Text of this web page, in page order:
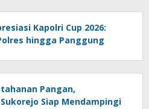
Kapolri Cup 2026:
hingga Panggung
Pangan,
Siap Mendampingi